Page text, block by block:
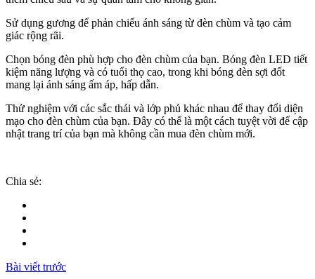
Sử dụng gương để phản chiếu ánh sáng từ đèn chùm và tạo cảm
giác rộng rãi.
Chọn bóng đèn phù hợp cho đèn chùm của bạn. Bóng đèn LED tiết
kiệm năng lượng và có tuổi thọ cao, trong khi bóng đèn sợi đốt
mang lại ánh sáng ấm áp, hấp dẫn.
Thử nghiệm với các sắc thái và lớp phủ khác nhau để thay đổi diện
mạo cho đèn chùm của bạn. Đây có thể là một cách tuyệt vời để cập
nhật trang trí của bạn mà không cần mua đèn chùm mới.
Chia sẻ:
Bài viết trước